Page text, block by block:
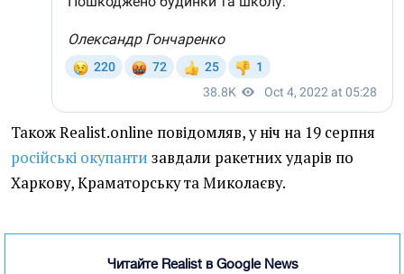
Також Realist.online повідомляв, у ніч на 19 серпня
російські окупанти завдали ракетних ударів по
Харкову, Краматорську та Миколаєву.
Читайте Realist в Google News